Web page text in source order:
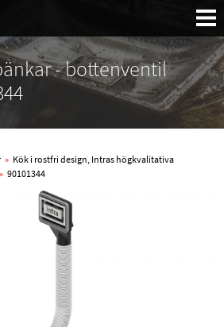
Sök:
- bottenventil
» Kök i rostfri design, Intras högkvalitativa
» 90101344